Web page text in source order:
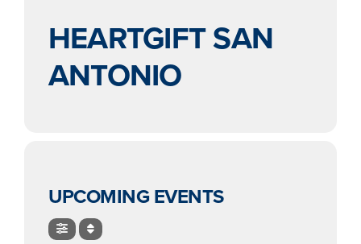
HEARTGIFT SAN
ANTONIO
UPCOMING EVENTS